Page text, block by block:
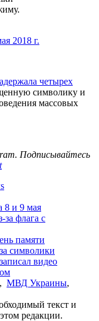
2018 г.
четырех
символику и
массовых
Подписывайтесь
8 и 9 мая
флага с
памяти
символики
видео
, МВД Украины,
текст и
редакции.